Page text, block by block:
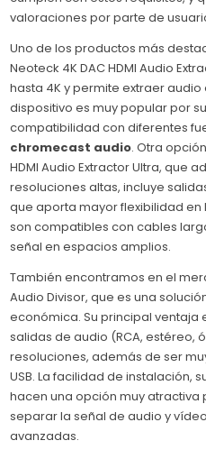
valoraciones por parte de
Uno de los productos más
Neoteck 4K DAC HDMI Audio
hasta 4K y permite extraer audio
dispositivo es muy popular por
compatibilidad con diferentes
chromecast audio. Otra
HDMI Audio Extractor Ultra, que
resoluciones altas, incluye
que aporta mayor flexibilidad en
son compatibles con cables
señal en espacios amplios.
También encontramos en el
Audio Divisor, que es una
económica. Su principal ventaja
salidas de audio (RCA, estéreo,
resoluciones, además de ser
USB. La facilidad de instalación,
hacen una opción muy
separar la señal de audio y
avanzadas.